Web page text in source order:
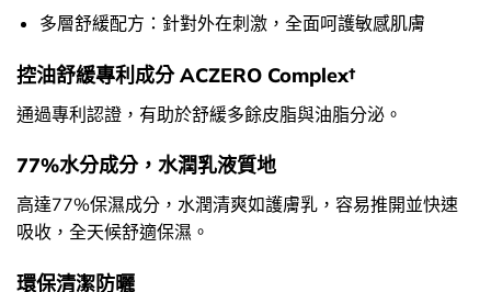
多層舒緩配方：針對外在刺激，全面呵護敏感肌膚
控油舒緩專利成分 ACZERO Complex†
通過專利認證，有助於舒緩多餘皮脂與油脂分泌。
77%水分成分，水潤乳液質地
高達77%保濕成分，水潤清爽如護膚乳，容易推開並快速
吸收，全天候舒適保濕。
環保清潔防曬